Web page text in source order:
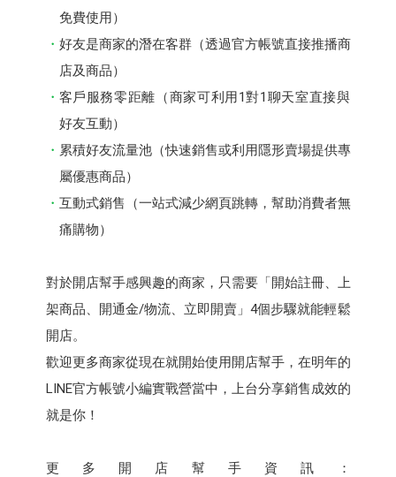
免費使用）
好友是商家的潛在客群（透過官⽅帳號直接推播商
店及商品）
客⼾服務零距離（商家可利用1對1聊天室直接與
好友互動）
累積好友流量池（快速銷售或利用隱形賣場提供專
屬優惠商品）
互動式銷售（一站式減少網頁跳轉，幫助消費者無
痛購物）
對於開店幫⼿感興趣的商家，只需要「開始註冊、上
架商品、開通⾦/物流、立即開賣」4個步驟就能輕鬆
開店。
歡迎更多商家從現在就開始使用開店幫⼿，在明年的
LINE官方帳號小編實戰營當中，上台分享銷售成效的
就是你！
更多開店幫⼿資訊：